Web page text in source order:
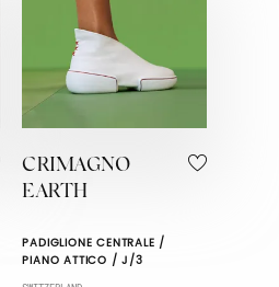
CRIMAGNO
EARTH
PADIGLIONE CENTRALE /
PIANO ATTICO / J/3